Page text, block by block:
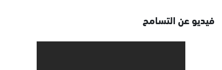
فيديو عن التسامح